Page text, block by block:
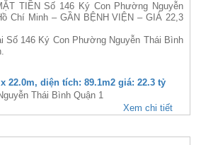
TIỀN Số 146 Ký Con Phường Nguyễn
Chí Minh – GẦN BỆNH VIỆN – GIÁ 22,3
Số 146 Ký Con Phường Nguyễn Thái Bình
x 22.0m, diện tích: 89.1m2 giá: 22.3 tỷ
Thái Bình Quận 1
Xem chi tiết